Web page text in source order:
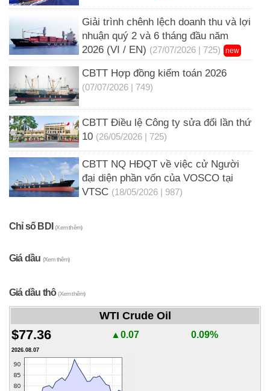
Giải trình chênh lệch doanh thu và lợi
nhuận quý 2 và 6 tháng đầu năm
2026 (VI / EN) (27/07/2026 | 725) new
CBTT Hợp đồng kiểm toán 2026
(07/07/2026 | 749)
CBTT Điều lệ Công ty sửa đổi lần thứ
10 (26/05/2026 | 725)
CBTT NQ HĐQT về việc cử Người
đại diện phần vốn của VOSCO tại
VTSC (18/05/2026 | 987)
Chỉ số BDI(Xem thêm)
Giá dầu (Xem thêm)
Giá dầu thô(Xem thêm)
WTI Crude Oil
$77.36 ▲0.07 0.09%
2026.08.07